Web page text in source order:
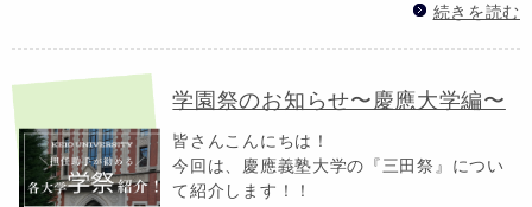
続きを読む
学園祭のお知らせ〜慶應大学編〜
皆さんこんにちは！
今回は、慶應義塾大学の『三田祭』につい
て紹介します！！